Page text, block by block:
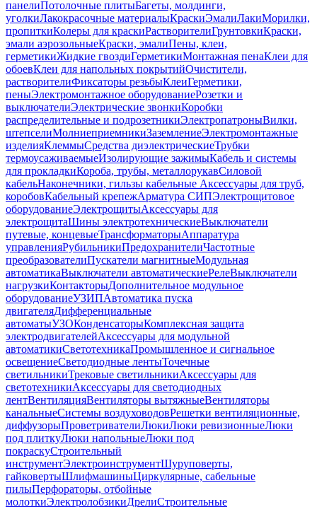
панелиПотолочные плитыБагеты, молдинги,
уголкиЛакокрасочные материалыКраскиЭмалиЛакиМорилки,
пропиткиКолеры для краскиРастворителиГрунтовкиКраски,
эмали аэрозольныеКраски, эмалиПены, клеи,
герметикиЖидкие гвоздиГерметикиМонтажная пенаКлеи для
обоевКлеи для напольных покрытийОчистители,
растворителиФиксаторы резьбыКлеиГерметики,
пеныЭлектромонтажное оборудованиеРозетки и
выключателиЭлектрические звонкиКоробки
распределительные и подрозетникиЭлектропатроныВилки,
штепселиМолниеприемникиЗаземлениеЭлектромонтажные
изделияКлеммыСредства диэлектрическиеТрубки
термоусаживаемыеИзолирующие зажимыКабель и системы
для прокладкиКороба, трубы, металлорукавСиловой
кабельНаконечники, гильзы кабельные Аксессуары для труб,
коробовКабельный крепежАрматура СИПЭлектрощитовое
оборудованиеЭлектрощитыАксессуары для
электрощитаШины электротехническиеВыключатели
путевые, концевыеТрансформаторыАппаратура
управленияРубильникиПредохранителиЧастотные
преобразователиПускатели магнитныеМодульная
автоматикаВыключатели автоматическиеРелеВыключатели
нагрузкиКонтакторыДополнительное модульное
оборудованиеУЗИПАвтоматика пуска
двигателяДифференциальные
автоматыУЗОКонденсаторыКомплексная защита
электродвигателейАксессуары для модульной
автоматикиСветотехникаПромышленное и сигнальное
освещениеСветодиодные лентыТочечные
светильникиТрековые светильникиАксессуары для
светотехникиАксессуары для светодиодных
лентВентиляцияВентиляторы вытяжныеВентиляторы
канальныеСистемы воздуховодовРешетки вентиляционные,
диффузорыПроветривателиЛюкиЛюки ревизионныеЛюки
под плиткуЛюки напольныеЛюки под
покраскуСтроительный
инструментЭлектроинструментШуруповерты,
гайковертыШлифмашиныЦиркулярные, сабельные
пилыПерфораторы, отбойные
молоткиЭлектролобзикиДрелиСтроительные